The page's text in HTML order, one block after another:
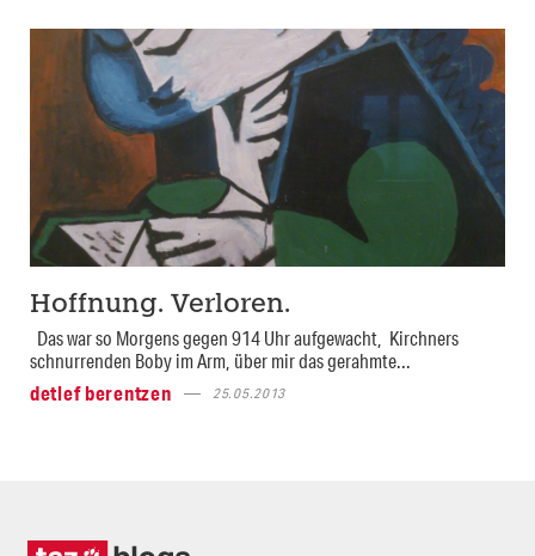
Hoffnung. Verloren.
Das war so Morgens gegen 914 Uhr aufgewacht, Kirchners
schnurrenden Boby im Arm, über mir das gerahmte...
detlef berentzen
25.05.2013